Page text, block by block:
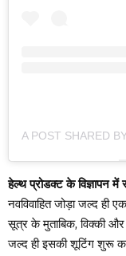
A POST SHARED
हेल्थ प्रोडक्ट के विज्ञापन
नवविवाहित जोड़ा जल्द ही
सूत्र के मुताबिक, विक्की
जल्द ही इसकी शूटिंग शुरू